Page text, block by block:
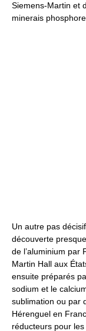
Siemens-Martin et
minerais
Un autre pas
découverte
de l’aluminium par
Martin Hall aux
ensuite préparés
sodium et le
sublimation ou par
Hérenguel en
réducteurs pour